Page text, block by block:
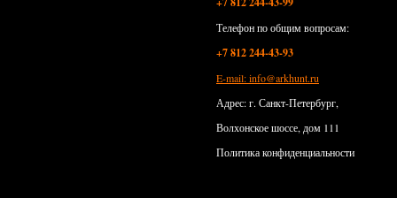
Телефон по общим вопросам:
+7 812 244-43-93
E-mail: info@arkhunt.ru
Адрес: г. Санкт-Петербург,
Волхонское шоссе, дом 111
Политика конфиденциальности